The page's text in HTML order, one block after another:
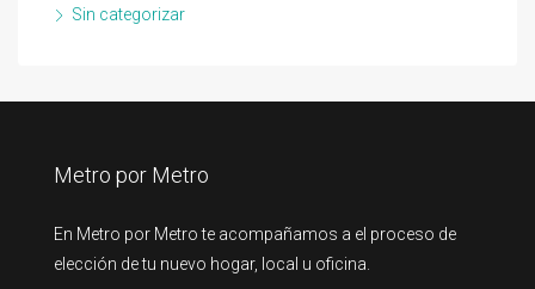
Sin categorizar
Metro por Metro
En Metro por Metro te acompañamos a el proceso de
elección de tu nuevo hogar, local u oficina.